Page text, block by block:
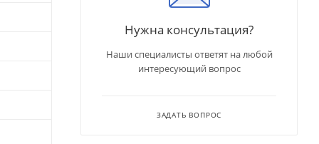
Нужна консультация?
Наши специалисты ответят на любой
интересующий вопрос
ЗАДАТЬ ВОПРОС